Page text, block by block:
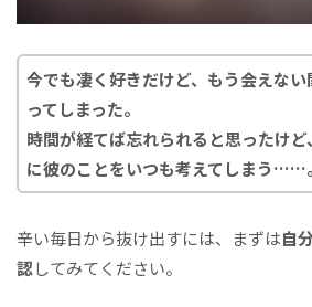
今でも凄く好きだけど、もう会えない
ってしまった。
時間が経てば忘れられると思ったけ
に彼のことをいつも考えてしまう……。
辛い毎日から抜け出すには、まずは自
認してみてください。